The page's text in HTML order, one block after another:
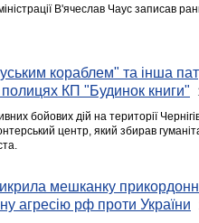
В'ячеслав Чаус записав
кораблем" та інша
КП "Будинок книги"
бойових дій на території
центр, який збирав
мешканку
агресію рф проти України